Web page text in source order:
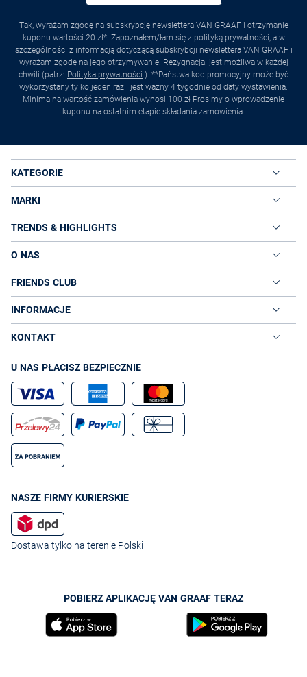
Tak, wyrażam zgodę na subskrypcję newslettera VAN GRAAF i otrzymanie
kuponu wartości 20 zł*. Zapoznałem/łam się z polityką prywatności, a w
szczególności z informacją dotyczącą subskrybcji newslettera VAN GRAAF i
wyrażam zgodę na jego otrzymywanie. Rezygnacja. jest możliwa w każdej
chwili (patrz: Polityka prywatności ). **Państwa kod promocyjny może być
wykorzystany tylko jeden raz i jest ważny 4 tygodnie od daty wystawienia.
Minimalna wartość zamówienia wynosi 100 zł Prosimy o wprowadzenie
kuponu na ostatnim etapie składania zamówienia.
KATEGORIE
MARKI
TRENDS & HIGHLIGHTS
O NAS
FRIENDS CLUB
INFORMACJE
KONTAKT
U NAS PŁACISZ BEZPIECZNIE
NASZE FIRMY KURIERSKIE
Dostawa tylko na terenie Polski
POBIERZ APLIKACJĘ VAN GRAAF TERAZ